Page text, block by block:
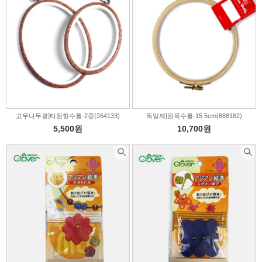
고무나무결]타원형수틀-2종(264133)
5,500원
독일제]원목수틀-15.5cm(888182)
10,700원